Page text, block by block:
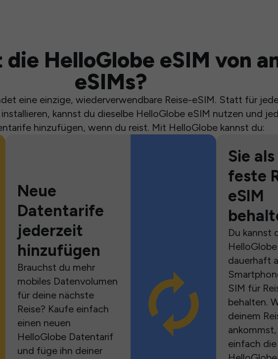
HelloGlobe eSIM von
eSIMs?
eine einzige, wiederverwendbare Reise-eSIM. Statt für
kannst du dieselbe HelloGlobe eSIM nutzen und
hinzufügen, wenn du reist. Mit HelloGlobe kannst du:
Neue
Datentarife
jederzeit
hinzufügen
Brauchst du mehr
mobiles Datenvolumen
für deine nächste
Reise? Kaufe einfach
einen neuen
HelloGlobe Datentarif
und füge ihn deiner
Sie
feste
eSIM
Du kannst
dauerhaft
SIM für
behalten.
deinem
einfach die